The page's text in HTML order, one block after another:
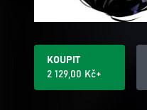
KOUPIT
2 129,00 Kč+